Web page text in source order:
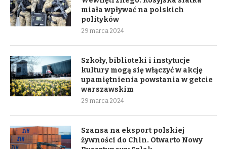
miała wpływać na polskich
polityków
29 marca 2024
Szkoły, biblioteki i instytucje
kultury mogą się włączyć w akcję
upamiętnienia powstania w getcie
warszawskim
29 marca 2024
Szansa na eksport polskiej
żywności do Chin. Otwarto Nowy